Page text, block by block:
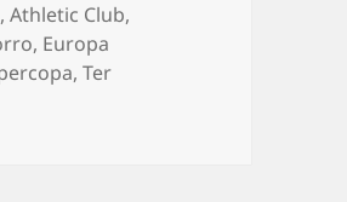
,Athletic Club,
, Europa
,Ter